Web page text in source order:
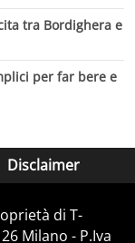
tra Bordighera e
per far bere e
Disclaimer
di T-
Milano - P.Iva